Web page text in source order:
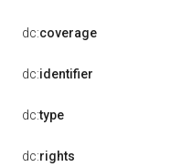
dc:coverage
dc:identifier
dc:type
dc:rights